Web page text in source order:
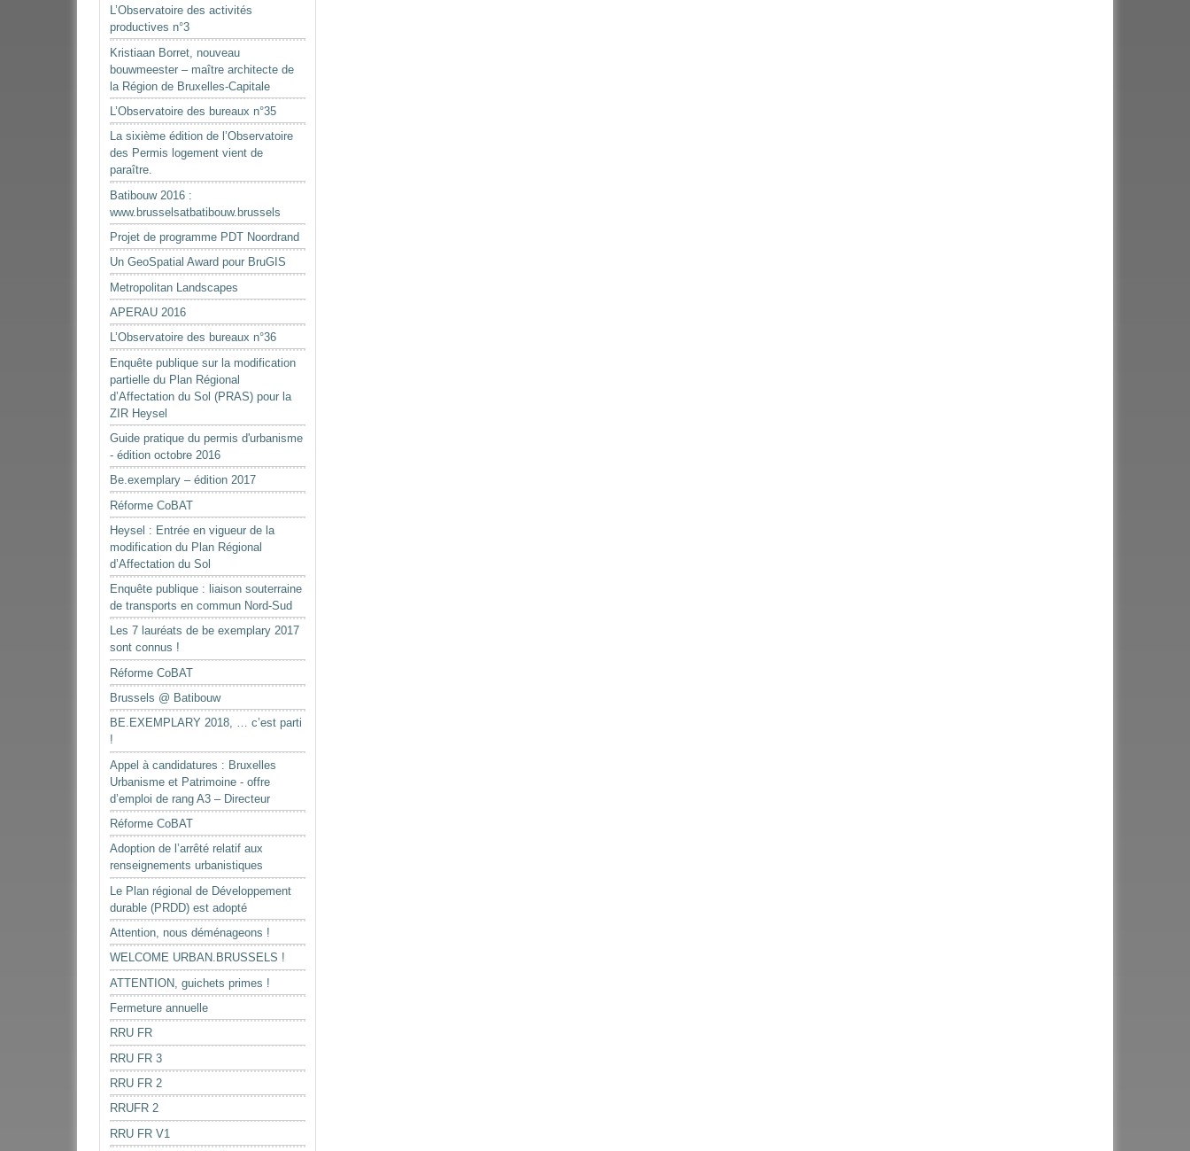
L’Observatoire des activités
productives n°3
Kristiaan Borret, nouveau
bouwmeester – maître architecte de
la Région de Bruxelles-Capitale
L’Observatoire des bureaux n°35
La sixième édition de l’Observatoire
des Permis logement vient de
paraître.
Batibouw 2016 :
www.brusselsatbatibouw.brussels
Projet de programme PDT Noordrand
Un GeoSpatial Award pour BruGIS
Metropolitan Landscapes
APERAU 2016
L’Observatoire des bureaux n°36
Enquête publique sur la modification
partielle du Plan Régional
d’Affectation du Sol (PRAS) pour la
ZIR Heysel
Guide pratique du permis d'urbanisme
- édition octobre 2016
Be.exemplary – édition 2017
Réforme CoBAT
Heysel : Entrée en vigueur de la
modification du Plan Régional
d’Affectation du Sol
Enquête publique : liaison souterraine
de transports en commun Nord-Sud
Les 7 lauréats de be exemplary 2017
sont connus !
Réforme CoBAT
Brussels @ Batibouw
BE.EXEMPLARY 2018, … c’est parti
!
Appel à candidatures : Bruxelles
Urbanisme et Patrimoine - offre
d’emploi de rang A3 – Directeur
Réforme CoBAT
Adoption de l’arrêté relatif aux
renseignements urbanistiques
Le Plan régional de Développement
durable (PRDD) est adopté
Attention, nous déménageons !
WELCOME URBAN.BRUSSELS !
ATTENTION, guichets primes !
Fermeture annuelle
RRU FR
RRU FR 3
RRU FR 2
RRUFR 2
RRU FR V1